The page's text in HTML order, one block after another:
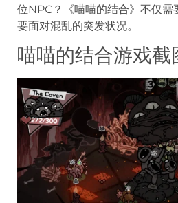
位NPC？《喵喵的结合》不仅需
要面对混乱的突发状况。
喵喵的结合游戏截